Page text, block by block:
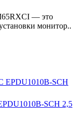
— это
монитор..
SCH 2,5